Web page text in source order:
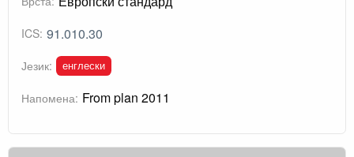
ICS: 91.010.30
Језик: енглески
Напомена: From plan 2011